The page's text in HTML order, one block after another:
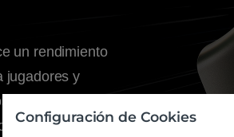
un rendimiento
jugadores y
creativos con
de IA.
Configuración de Cookies